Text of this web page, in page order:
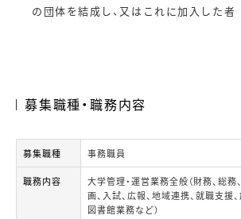
の団体を結成し、又はこれに加入した者
募集職種・職務内容
募集職種 事務職員
職務内容
大学管理・運営業務全般（財務、総務
画、入試、広報、地域連携、就職支援
図書館業務など）